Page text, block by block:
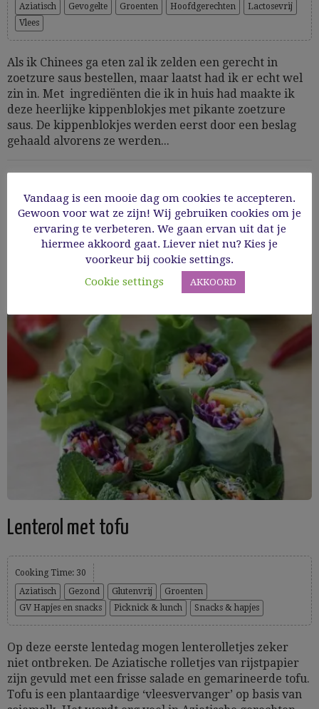
Aziatisch Gevogelte Groenten Hoofdgerechten
Lactosevrij
Vlees
Als ik Chinees ga eten zal ik zelden een gerecht in
zoetzure saus bestellen, maar laatst had ik er echt wel
zin in. Met ingrediënten die ik in huis had maakte ik
deze heerlijke kippenblokjes met pikante zoetzure
saus. De kippenblokjes werden eerst door een beslag
gehaald alvorens ze werden...
Read More
Lenterol met tofu
Cooking Time: 30
Aziatisch
Gezond Glutenvrij
Groenten
GV Hapjes en snacks
Picknick & lunch Snacks & hapjes
Op deze eerste lentedag mogen lenterolletjes zeker
niet ontbreken. De Aziatische rolletjes van rijstpapier
zijn gevuld met een frisse salade en gemarineerde tofu.
Tofu is een plantaardige ‘vleesvervanger’ op basis van
Vandaag is een mooie dag om cookies te accepteren.
Gewoon voor wat ze zijn! Wij gebruiken cookies om je
ervaring te verbeteren. We gaan ervan uit dat je
hiermee akkoord gaat. Liever niet nu? Kies je
voorkeur bij cookie settings.
Cookie settings
AKKOORD